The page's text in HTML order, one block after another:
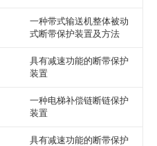
一种带式输送机整体被动
式断带保护装置及方法
具有减速功能的断带保护
装置
一种电梯补偿链断链保护
装置
具有减速功能的断带保护